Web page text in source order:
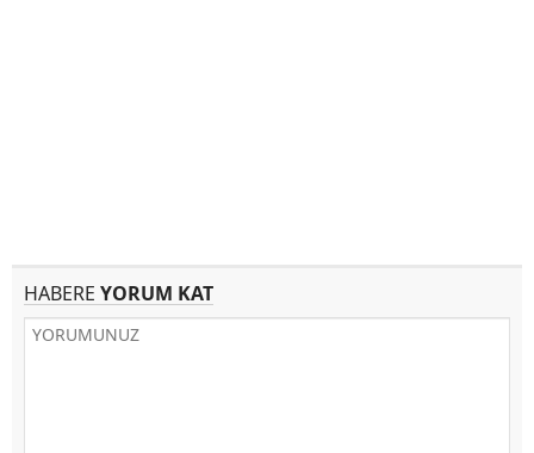
HABERE YORUM KAT